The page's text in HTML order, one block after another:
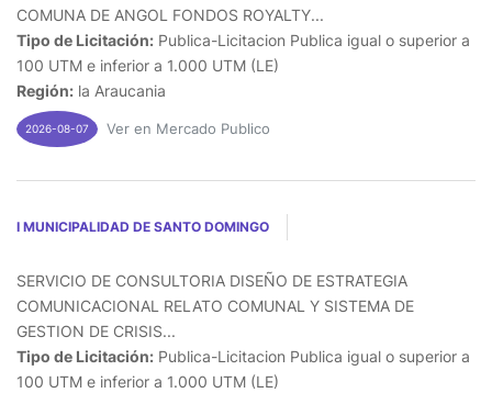
COMUNA DE ANGOL FONDOS ROYALTY...
Tipo de Licitación: Publica-Licitacion Publica igual o superior a
100 UTM e inferior a 1.000 UTM (LE)
Región: la Araucania
2026-08-07 Ver en Mercado Publico
I MUNICIPALIDAD DE SANTO DOMINGO
SERVICIO DE CONSULTORIA DISEÑO DE ESTRATEGIA
COMUNICACIONAL RELATO COMUNAL Y SISTEMA DE
GESTION DE CRISIS...
Tipo de Licitación: Publica-Licitacion Publica igual o superior a
100 UTM e inferior a 1.000 UTM (LE)